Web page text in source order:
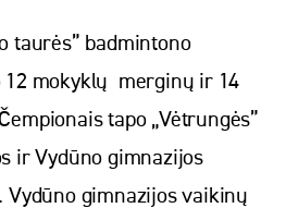
taurės” badmintono
12 mokyklų merginų ir 14
tapo „Vėtrungės”
ir Vydūno gimnazijos
Vydūno gimnazijos vaikinų